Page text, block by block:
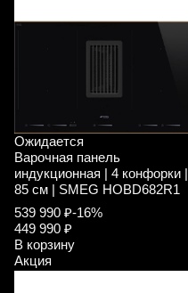
Ожидается
Варочная панель
индукционная | 4 конфорки |
85 см | SMEG HOBD682R1
539 990 ₽-16%
449 990 ₽
В корзину
Акция